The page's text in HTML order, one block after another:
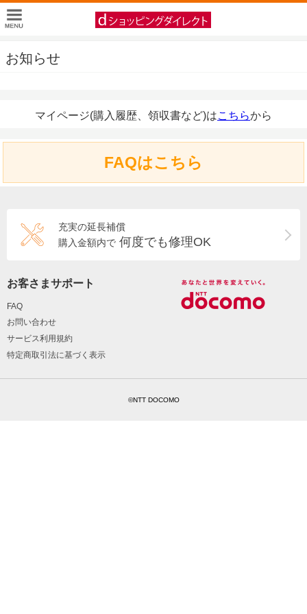
お知らせ
マイページ(購入履歴、領収書など)はこちらから
FAQはこちら
充実の延長補償
購入金額内で 何度でも修理OK
お客さまサポート
FAQ
お問い合わせ
サービス利用規約
特定商取引法に基づく表示
©NTT DOCOMO